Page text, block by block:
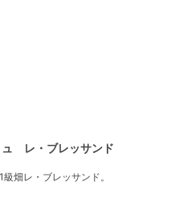
レ・ブレッサンド
畑レ・ブレッサンド。